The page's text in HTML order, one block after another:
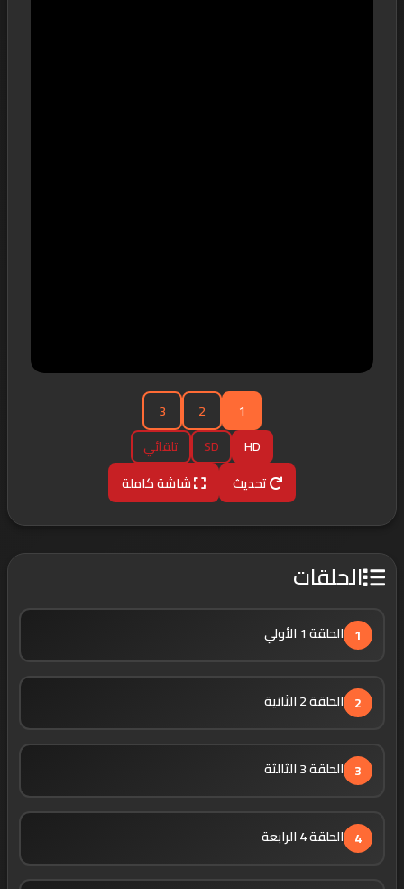
1
2
3
HD
SD تلقائي
تحديث شاشة كاملة
الحلقات
1 الحلقة 1 الأولي
2 الحلقة 2 الثانية
3 الحلقة 3 الثالثة
4 الحلقة 4 الرابعة